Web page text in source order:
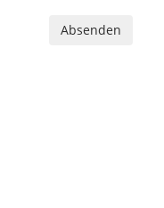
Absenden